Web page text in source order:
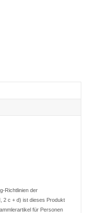
Richtlinien der
2 c + d) ist dieses Produkt
für Personen